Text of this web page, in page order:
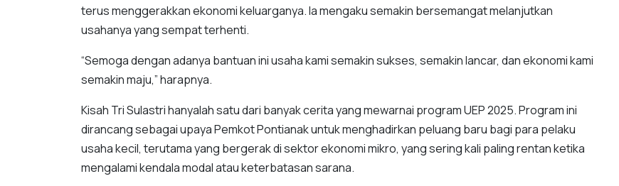
terus menggerakkan ekonomi keluarganya. Ia mengaku semakin bersemangat melanjutkan
usahanya yang sempat terhenti.
“Semoga dengan adanya bantuan ini usaha kami semakin sukses, semakin lancar, dan ekonomi kami
semakin maju,” harapnya.
Kisah Tri Sulastri hanyalah satu dari banyak cerita yang mewarnai program UEP 2025. Program ini
dirancang sebagai upaya Pemkot Pontianak untuk menghadirkan peluang baru bagi para pelaku
usaha kecil, terutama yang bergerak di sektor ekonomi mikro, yang sering kali paling rentan ketika
mengalami kendala modal atau keterbatasan sarana.